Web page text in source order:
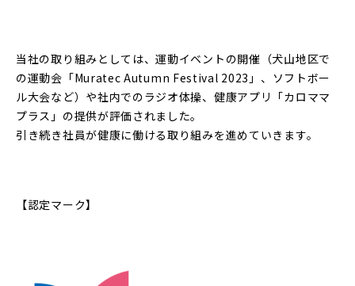
当社の取り組みとしては、運動イベントの開催（犬山地区で
の運動会「Muratec Autumn Festival 2023」、ソフトボー
ル大会など）や社内でのラジオ体操、健康アプリ「カロママ
プラス」の提供が評価されました。
引き続き社員が健康に働ける取り組みを進めていきます。
【認定マーク】